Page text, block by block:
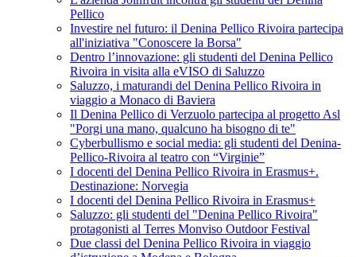
Pellico
Investire nel futuro: il Denina Pellico Rivoira partecipa
all'iniziativa "Conoscere la Borsa"
Dentro l’innovazione: gli studenti del Denina Pellico
Rivoira in visita alla eVISO di Saluzzo
Saluzzo, i maturandi del Denina Pellico Rivoira in
viaggio a Monaco di Baviera
Il Denina Pellico di Verzuolo partecipa al progetto Asl
"Porgi una mano, qualcuno ha bisogno di te"
Cyberbullismo e social media: gli studenti del Denina-
Pellico-Rivoira al teatro con “Virginie”
I docenti del Denina Pellico Rivoira in Erasmus+.
Destinazione: Norvegia
I docenti del Denina Pellico Rivoira in Erasmus+
Saluzzo: gli studenti del "Denina Pellico Rivoira"
protagonisti al Terres Monviso Outdoor Festival
Due classi del Denina Pellico Rivoira in viaggio